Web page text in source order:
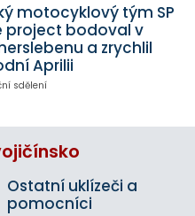
motocyklový tým SP
project bodoval v
a zrychlil
Aprilii
sdělení
Ostatní uklízeči a
pomocníci